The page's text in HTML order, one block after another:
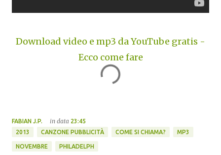
Download video e mp3 da YouTube gratis -
Ecco come fare
FABIAN J.P. in data 23:45
2013
CANZONE PUBBLICITÀ COME SI CHIAMA? MP3
NOVEMBRE PHILADELPH